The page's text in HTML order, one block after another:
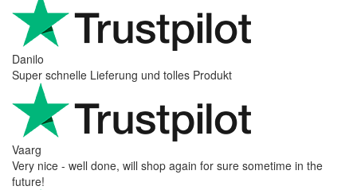
Danilo
Super schnelle Lieferung und tolles Produkt
Vaarg
Very nice - well done, will shop again for sure sometime in the
future!